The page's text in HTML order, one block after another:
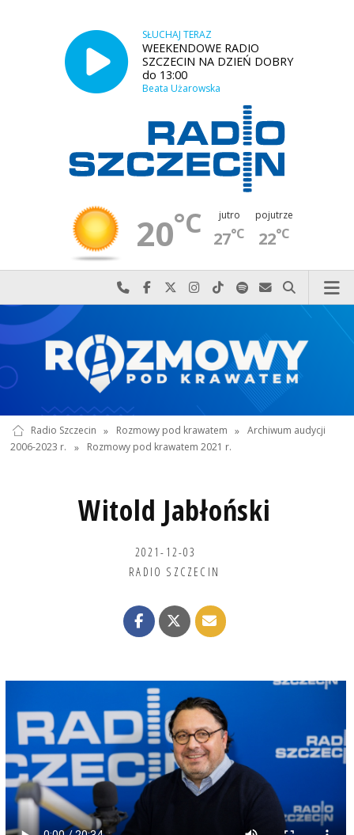
SŁUCHAJ TERAZ
WEEKENDOWE RADIO
SZCZECIN NA DZIEŃ DOBRY
do 13:00
Beata Użarowska
20°C jutro
27°C
pojutrze
22°C
Najlepiej po prostu do nas zadzwoń
Odwiedź nas na Facebook-u
Odwiedź nas na X
Odwiedź nas na Instagram-ie
Odwiedź nas na TikTok-u
Szukaj nas na Spotify
Wyślij do nas
Szukaj
Radio Szczecin » Rozmowy pod krawatem » Archiwum audycji
2006-2023 r.
» Rozmowy pod krawatem 2021 r.
Witold Jabłoński
2021-12-03
RADIO SZCZECIN